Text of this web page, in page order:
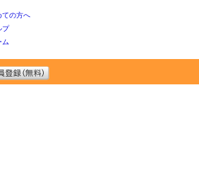
ての方へ
プ
ム